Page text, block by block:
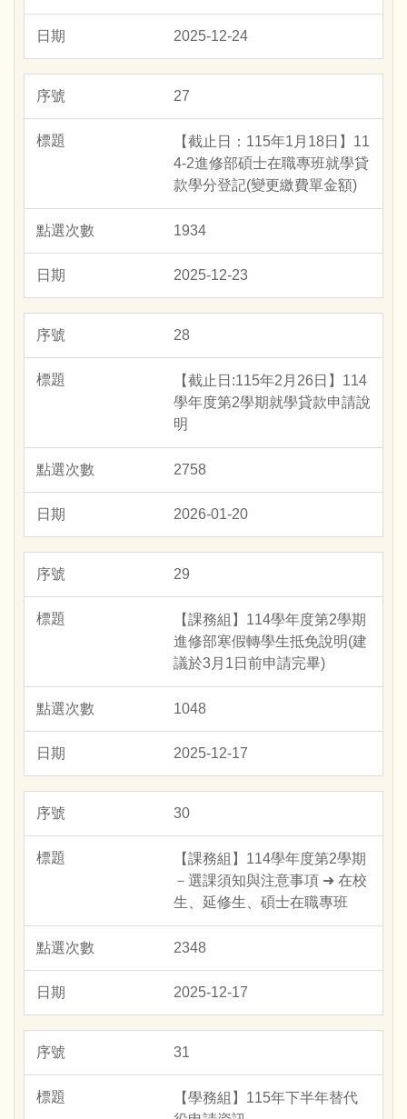
2025-12-24
27
【截止日：115年1月18日】11
4-2進修部碩士在職專班就學貸
款學分登記(變更繳費單金額)
1934
2025-12-23
28
【截止日:115年2月26日】114
學年度第2學期就學貸款申請說
明
2758
2026-01-20
29
【課務組】114學年度第2學期
進修部寒假轉學生抵免說明(建
議於3月1日前申請完畢)
1048
2025-12-17
30
【課務組】114學年度第2學期
－選課須知與注意事項 ➜ 在校
生、延修生、碩士在職專班
2348
2025-12-17
31
【學務組】115年下半年替代